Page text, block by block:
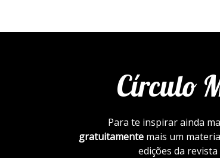
Círculo
Para te inspirar ainda
gratuitamentemais um
edições da revista